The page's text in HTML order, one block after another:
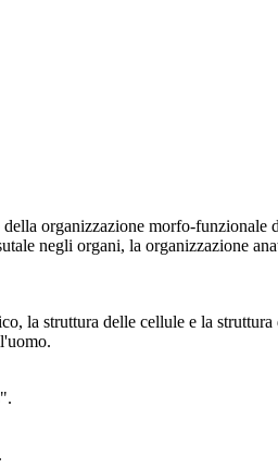
organizzazione morfo-funzionale
negli organi, la organizzazione
la struttura delle cellule e la struttura